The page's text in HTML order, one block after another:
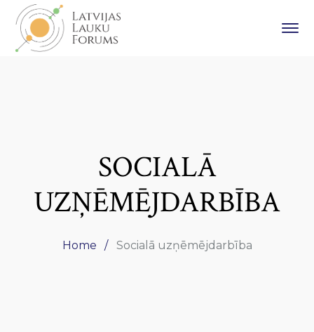
SOCIALĀ
UZŅĒMĒJDARBĪBA
Home Socialā uzņēmējdarbība